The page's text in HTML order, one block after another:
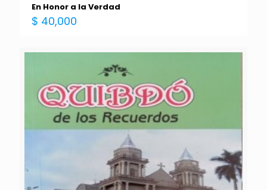
En Honor a la Verdad
$ 40,000